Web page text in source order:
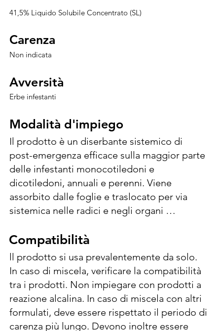
41,5% Liquido Solubile Concentrato (SL)
Carenza
Carenza
Non indicata
Avversità
Avversità
Erbe infestanti
Modalità d'impiego
Modalità d'impiego
Il prodotto è un diserbante sistemico di
post-emergenza efficace sulla maggior parte
delle infestanti monocotiledoni e
dicotiledoni, annuali e perenni. Viene
assorbito dalle foglie e traslocato per via
sistemica nelle radici e negli organi
così devitalizzati. Distrugge totalmente le
parti aeree e sotterranee delle piante
perenni. Impiegare il prodotto su infestanti
in vegetazione, sia in estate che in autunno o
in primavera. Diluire la dose da applicare ad
ettaro (= 10.000 m2) in 100-300 litri d’acqua,
in relazione alle caratteristiche tecniche
Compatibilità
Compatibilità
ll prodotto si usa prevalentemente da solo.
In caso di miscela, verificare la compatibilità
tra i prodotti. Non impiegare con prodotti a
reazione alcalina. In caso di miscela con altri
formulati, deve essere rispettato il periodo di
carenza più lungo. Devono inoltre essere